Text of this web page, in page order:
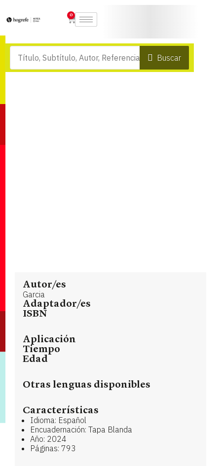
0
Buscar
Autor/es
Garcia
Adaptador/es
ISBN
Aplicación
Tiempo
Edad
Otras lenguas disponibles
Características
Idioma: Español
Encuadernación: Tapa Blanda
Año: 2024
Páginas: 793